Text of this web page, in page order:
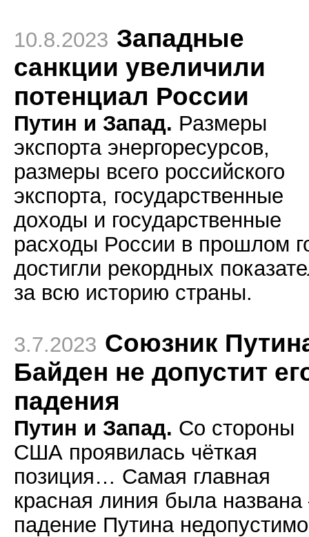
10.8.2023 Западные
санкции увеличили
потенциал России
Путин и Запад. Размеры
экспорта энергоресурсов,
размеры всего российского
экспорта, государственные
доходы и государственные
расходы России в прошлом
достигли рекордных
за всю историю страны.
3.7.2023 Союзник
Байден не допустит
падения
Путин и Запад. Со стороны
США проявилась чёткая
позиция… Самая главная
красная линия была названа
падение Путина